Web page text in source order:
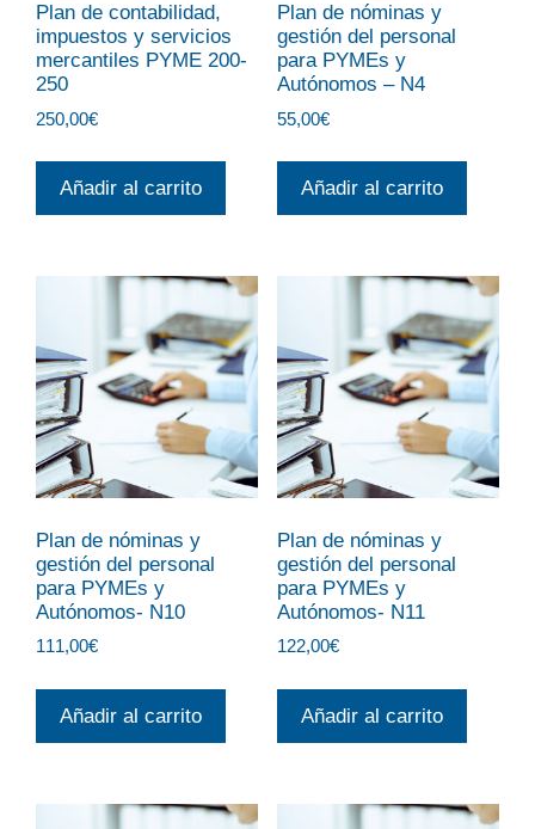
Plan de contabilidad,
impuestos y servicios
mercantiles PYME 200-
250
250,00€
Añadir al carrito
Plan de nóminas y
gestión del personal
para PYMEs y
Autónomos – N4
55,00€
Añadir al carrito
Plan de nóminas y
gestión del personal
para PYMEs y
Autónomos- N10
111,00€
Añadir al carrito
Plan de nóminas y
gestión del personal
para PYMEs y
Autónomos- N11
122,00€
Añadir al carrito